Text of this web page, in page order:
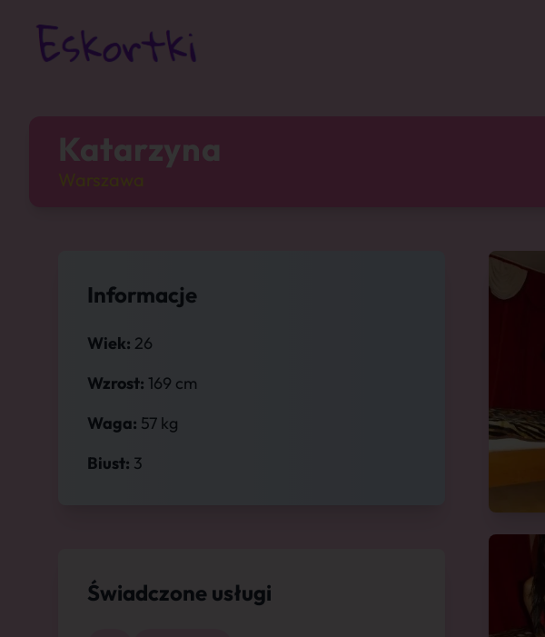
Katarzyna
Informacje
Wiek: 26
Wzrost: 169 cm
Waga: 57 kg
Biust: 3
Świadczone usługi